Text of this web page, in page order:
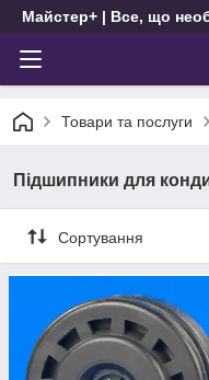
Майстер+ | Все, що
Товари та послуги
Підшипники для
Сортування